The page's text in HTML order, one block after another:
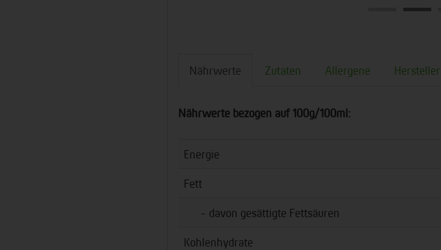
Nährwerte Zutaten Allergene Hersteller
Nährwerte bezogen auf 100g/100ml:
Energie
Fett
- davon gesättigte Fettsäuren
Kohlenhydrate